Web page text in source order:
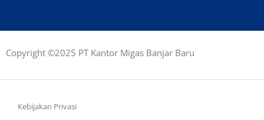
Copyright ©2025 PT Kantor Migas Banjar Baru
Kebijakan Privasi